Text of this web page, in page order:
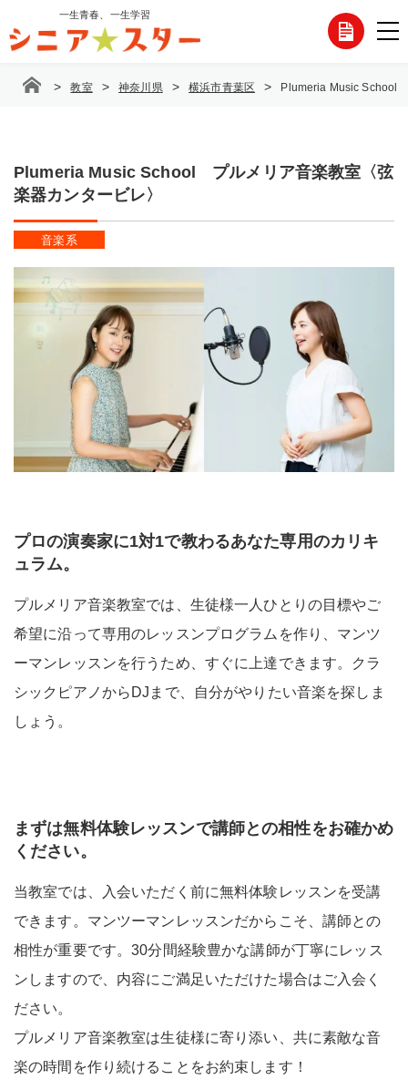
テ
一生青春、一生学習
各
い
> 教室 > 神奈川県 > 横浜市青葉区 > Plumeria Music School
Plumeria Music School プルメリア音楽教室〈弦
楽器カンタービレ〉
音楽系
プロの演奏家に1対1で教わるあなた専用のカリキ
ュラム。
プルメリア音楽教室では、生徒様一人ひとりの目標やご
希望に沿って専用のレッスンプログラムを作り、マンツ
ーマンレッスンを行うため、すぐに上達できます。クラ
シックピアノからDJまで、自分がやりたい音楽を探しま
しょう。
まずは無料体験レッスンで講師との相性をお確かめ
ください。
当教室では、入会いただく前に無料体験レッスンを受講
できます。マンツーマンレッスンだからこそ、講師との
相性が重要です。30分間経験豊かな講師が丁寧にレッス
ンしますので、内容にご満足いただけた場合はご入会く
ださい。
プルメリア音楽教室は生徒様に寄り添い、共に素敵な音
楽の時間を作り続けることをお約束します！